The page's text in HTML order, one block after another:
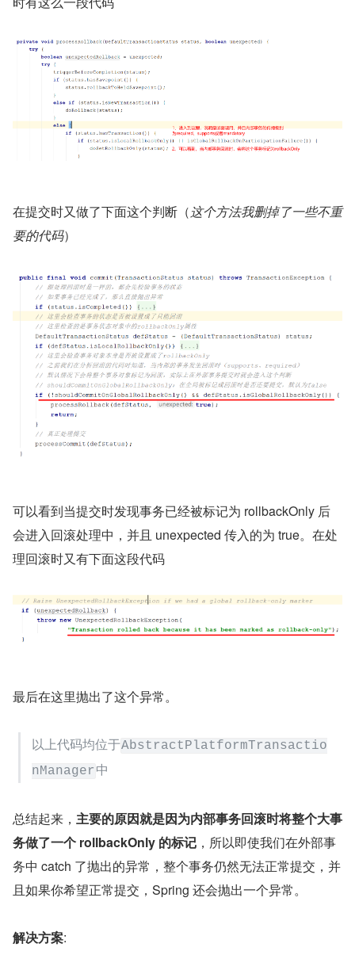
在提交时又做了下面这个判断（这个方法我删掉了一些不重
要的代码）
可以看到当提交时发现事务已经被标记为 rollbackOnly 后
会进入回滚处理中，并且 unexpected 传入的为 true。在处
理回滚时又有下面这段代码
最后在这里抛出了这个异常。
以上代码均位于AbstractPlatformTransactio
nManager 中
总结起来， 主要的原因就是因为内部事务回滚时将整个大事
务做了一个 rollbackOnly 的标记 ，所以即使我们在外部事
务中 catch 了抛出的异常，整个事务仍然无法正常提交，并
且如果你希望正常提交，Spring 还会抛出一个异常。
解决方案: